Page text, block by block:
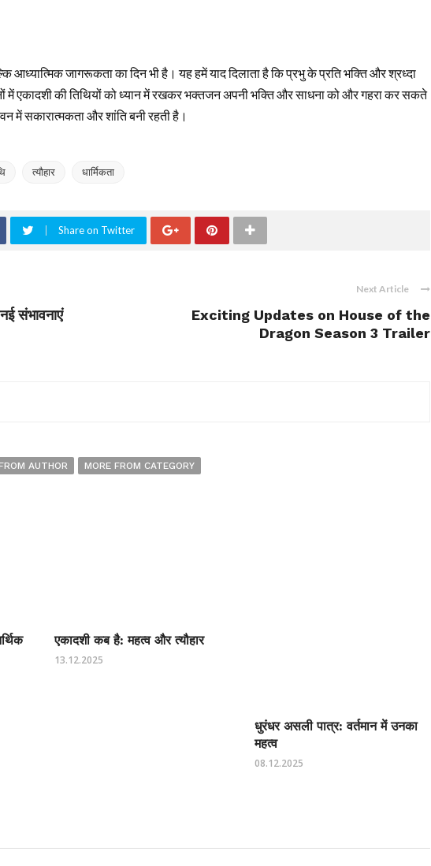
आध्यात्मिक जागरूकता का दिन भी है। यह हमें याद दिलाता है कि प्रभु के प्रति भक्ति और श्रध्दा
में एकादशी की तिथियों को ध्यान में रखकर भक्तजन अपनी भक्ति और साधना को और गहरा कर सकते
में सकारात्मकता और शांति बनी रहती है।
त्यौहार धार्मिकता
Share on Twitter
संभावनाएं
Next Article
Exciting Updates on House of the
Dragon Season 3 Trailer
AUTHOR MORE FROM CATEGORY
एकादशी कब है: महत्व और त्यौहार
13.12.2025
धुरंधर असली पात्र: वर्तमान में उनका
महत्व
08.12.2025